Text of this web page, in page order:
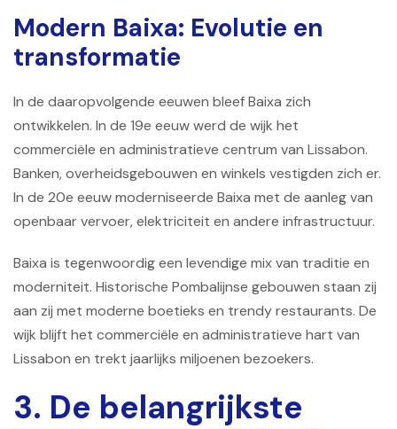
Modern Baixa: Evolutie en
transformatie
In de daaropvolgende eeuwen bleef Baixa zich
ontwikkelen. In de 19e eeuw werd de wijk het
commerciële en administratieve centrum van Lissabon.
Banken, overheidsgebouwen en winkels vestigden zich er.
In de 20e eeuw moderniseerde Baixa met de aanleg van
openbaar vervoer, elektriciteit en andere infrastructuur.
Baixa is tegenwoordig een levendige mix van traditie en
moderniteit. Historische Pombalijnse gebouwen staan ​​zij
aan zij met moderne boetieks en trendy restaurants. De
wijk blijft het commerciële en administratieve hart van
Lissabon en trekt jaarlijks miljoenen bezoekers.
3. De belangrijkste